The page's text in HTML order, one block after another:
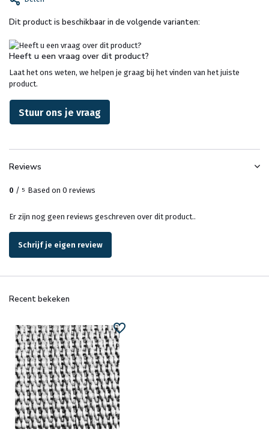
Dit product is beschikbaar in de volgende varianten:
Heeft u een vraag over dit product?
Laat het ons weten, we helpen je graag bij het vinden van het juiste
product.
Stuur ons je vraag
Reviews
0 / 5 Based on 0 reviews
Er zijn nog geen reviews geschreven over dit product..
Schrijf je eigen review
Recent bekeken